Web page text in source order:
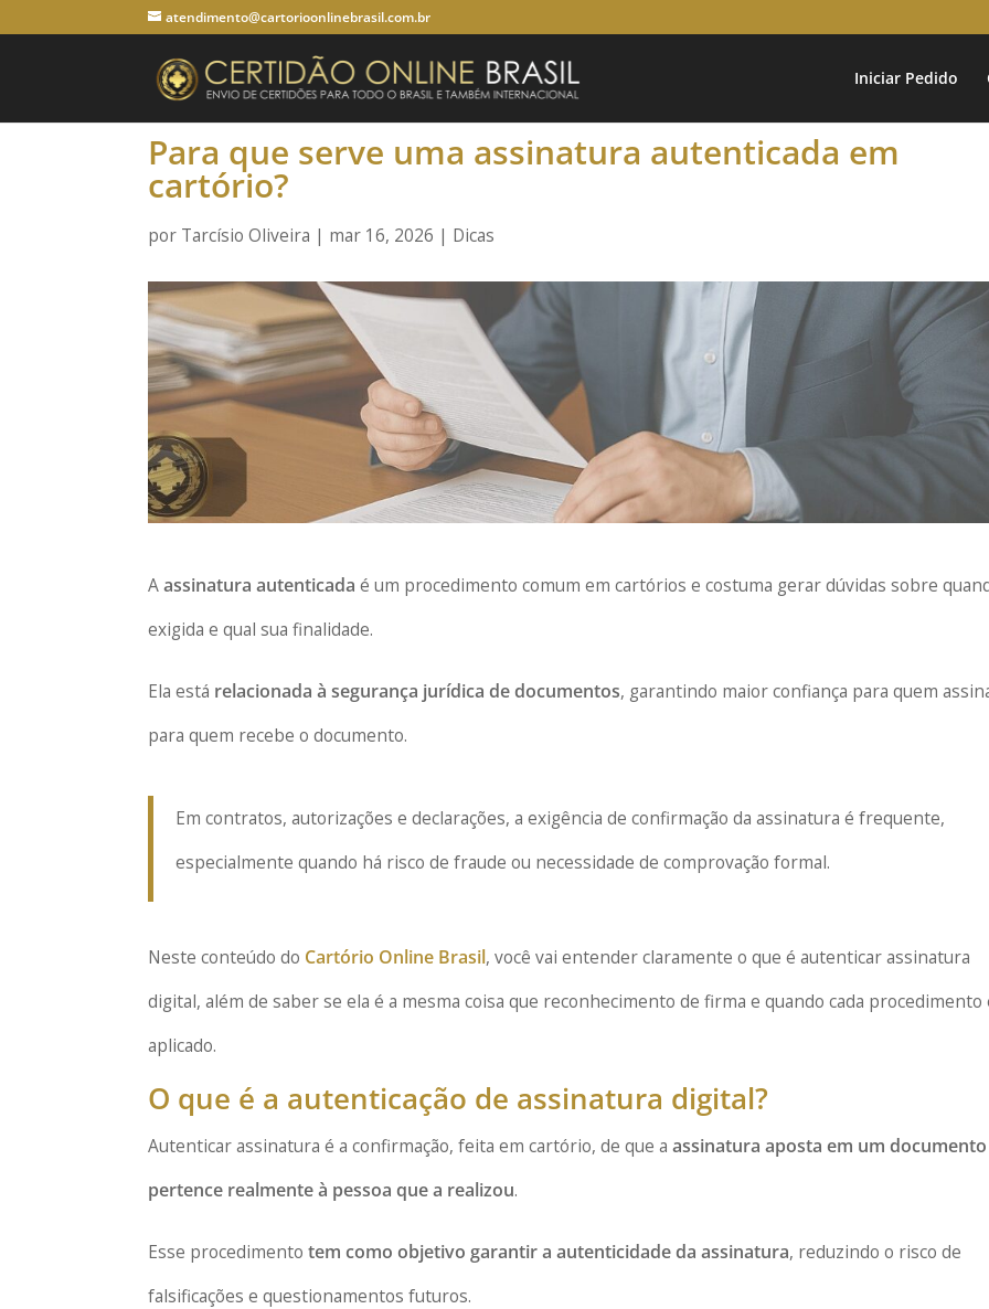
atendimento@cartorioonlinebrasil.com.br
Iniciar Pedido
Para que serve uma assinatura autenticada em
cartório?
por Tarcísio Oliveira | mar 16, 2026 | Dicas
Aassinatura autenticada é um procedimento comum em cartórios e costuma gerar dúvidas sobre
exigida e qual sua finalidade.
Ela está relacionada à segurança jurídica de documentos, garantindo maior confiança para quem
para quem recebe o documento.
Em contratos, autorizações e declarações, a exigência de confirmação da assinatura é frequente,
especialmente quando há risco de fraude ou necessidade de comprovação formal.
Neste conteúdo do Cartório Online Brasil, você vai entender claramente o que é autenticar assinatura
digital, além de saber se ela é a mesma coisa que reconhecimento de firma e quando cada procedimento
aplicado.
O que é a autenticação de assinatura digital?
Autenticar assinatura é a confirmação, feita em cartório, de que aassinatura aposta em um documento
pertence realmente à pessoa que a realizou.
Esse procedimentotem como objetivo garantir a autenticidade da assinatura, reduzindo o risco de
falsificações e questionamentos futuros.